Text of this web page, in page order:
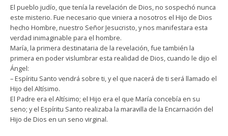
El pueblo judío, que tenía la revelación de Dios, no sospechó nunca
este misterio. Fue necesario que viniera a nosotros el Hijo de Dios
hecho Hombre, nuestro Señor Jesucristo, y nos manifestara esta
verdad inimaginable para el hombre.
María, la primera destinataria de la revelación, fue también la
primera en poder vislumbrar esta realidad de Dios, cuando le dijo el
Ángel:
– Espíritu Santo vendrá sobre ti, y el que nacerá de ti será llamado el
Hijo del Altísimo.
El Padre era el Altísimo; el Hijo era el que María concebía en su
seno; y el Espíritu Santo realizaba la maravilla de la Encarnación del
Hijo de Dios en un seno virginal.